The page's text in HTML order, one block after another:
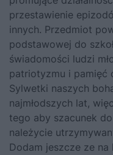
przestawienie
innych. Przedmiot
podstawowej do
świadomości ludzi
patriotyzmu i pamięć
Sylwetki naszych
najmłodszych lat,
tego aby szacunek
należycie
Dodam jeszcze ze